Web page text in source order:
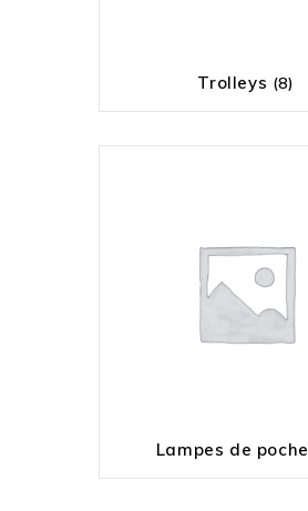
Trolleys (8)
Lampes de poche